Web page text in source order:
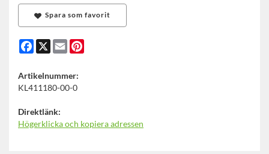
Spara som favorit
Facebook
X Email
Artikelnummer:
KL411180-00-0
Direktlänk:
Högerklicka och kopiera adressen